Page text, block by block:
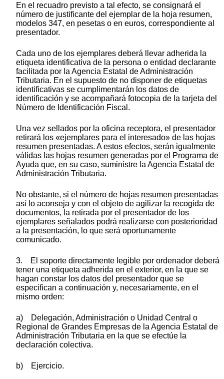
En el recuadro previsto a tal efecto, se consignará el
número de justificante del ejemplar de la hoja resumen,
modelos 347, en pesetas o en euros, correspondiente al
presentador.
Cada uno de los ejemplares deberá llevar adherida la
etiqueta identificativa de la persona o entidad declarante
facilitada por la Agencia Estatal de Administración
Tributaria. En el supuesto de no disponer de etiquetas
identificativas se cumplimentarán los datos de
identificación y se acompañará fotocopia de la tarjeta del
Número de Identificación Fiscal.
Una vez sellados por la oficina receptora, el presentador
retirará los «ejemplares para el interesado» de las hojas
resumen presentadas. A estos efectos, serán igualmente
válidas las hojas resumen generadas por el Programa de
Ayuda que, en su caso, suministre la Agencia Estatal de
Administración Tributaria.
No obstante, si el número de hojas resumen presentadas
así lo aconseja y con el objeto de agilizar la recogida de
documentos, la retirada por el presentador de los
ejemplares señalados podrá realizarse con posterioridad
a la presentación, lo que será oportunamente
comunicado.
3. El soporte directamente legible por ordenador deberá
tener una etiqueta adherida en el exterior, en la que se
hagan constar los datos del presentador que se
especifican a continuación y, necesariamente, en el
mismo orden:
a) Delegación, Administración o Unidad Central o
Regional de Grandes Empresas de la Agencia Estatal de
Administración Tributaria en la que se efectúe la
declaración colectiva.
b) Ejercicio.